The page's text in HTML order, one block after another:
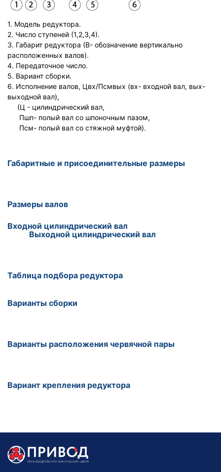
1. Модель редуктора.
2. Число ступеней (1,2,3,4).
3. Габарит редуктора (В- обозначение вертикально
расположенных валов).
4. Передаточное число.
5. Вариант сборки.
6. Исполнение валов, Цвх/Псмвых (вх- входной вал, вых-
выходной вал),
(Ц - цилиндрический вал,
Пшп- полый вал со шпоночным пазом,
Псм- полый вал со стяжной муфтой).
Габаритные и присоединительные размеры
Размеры валов
Входной цилиндрический вал
Выходной цилиндрический вал
Таблица подбора редуктора
Варианты сборки
Варианты расположения червячной пары
Вариант крепления редуктора